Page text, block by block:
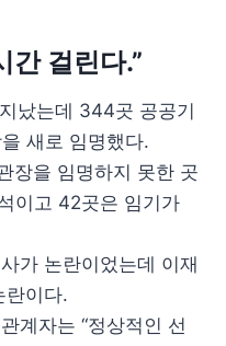
간 걸린다.”
났는데 344곳 공공기
새로 임명했다.
장을 임명하지 못한 곳
이고 42곳은 임기가
가 논란이었는데 이재
란이다.
계자는 “정상적인 선